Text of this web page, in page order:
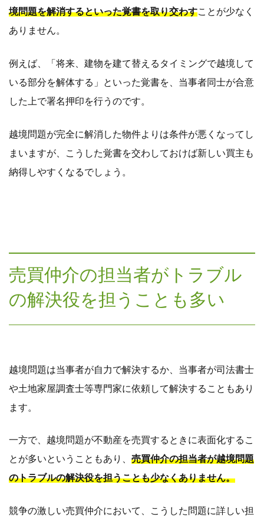
境問題を解消するといった覚書を取り交わすことが少なく
ありません。
例えば、「将来、建物を建て替えるタイミングで越境して
いる部分を解体する」といった覚書を、当事者同士が合意
した上で署名押印を行うのです。
越境問題が完全に解消した物件よりは条件が悪くなってし
まいますが、こうした覚書を交わしておけば新しい買主も
納得しやすくなるでしょう。
売買仲介の担当者がトラブル
の解決役を担うことも多い
越境問題は当事者が自力で解決するか、当事者が司法書士
や土地家屋調査士等専門家に依頼して解決することもあり
ます。
一方で、越境問題が不動産を売買するときに表面化するこ
とが多いということもあり、 売買仲介の担当者が越境問題
のトラブルの解決役を担うことも少なくありません。
競争の激しい売買仲介において、こうした問題に詳しい担